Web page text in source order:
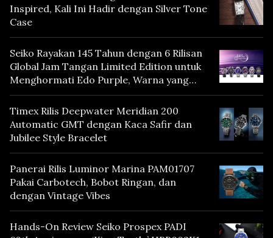
Inspired, Kali Ini Hadir dengan Silver Tone
Case
Seiko Rayakan 145 Tahun dengan 6 Rilisan
Global Jam Tangan Limited Edition untuk
Menghormati Edo Purple, Warna yang
Mencerminkan Warisan Tokyo
Timex Rilis Deepwater Meridian 200
Automatic GMT dengan Kaca Safir dan
Jubilee Style Bracelet
Panerai Rilis Luminor Marina PAM01707
Pakai Carbotech, Bobot Ringan, dan
dengan Vintage Vibes
Hands-On Review Seiko Prospex PADI